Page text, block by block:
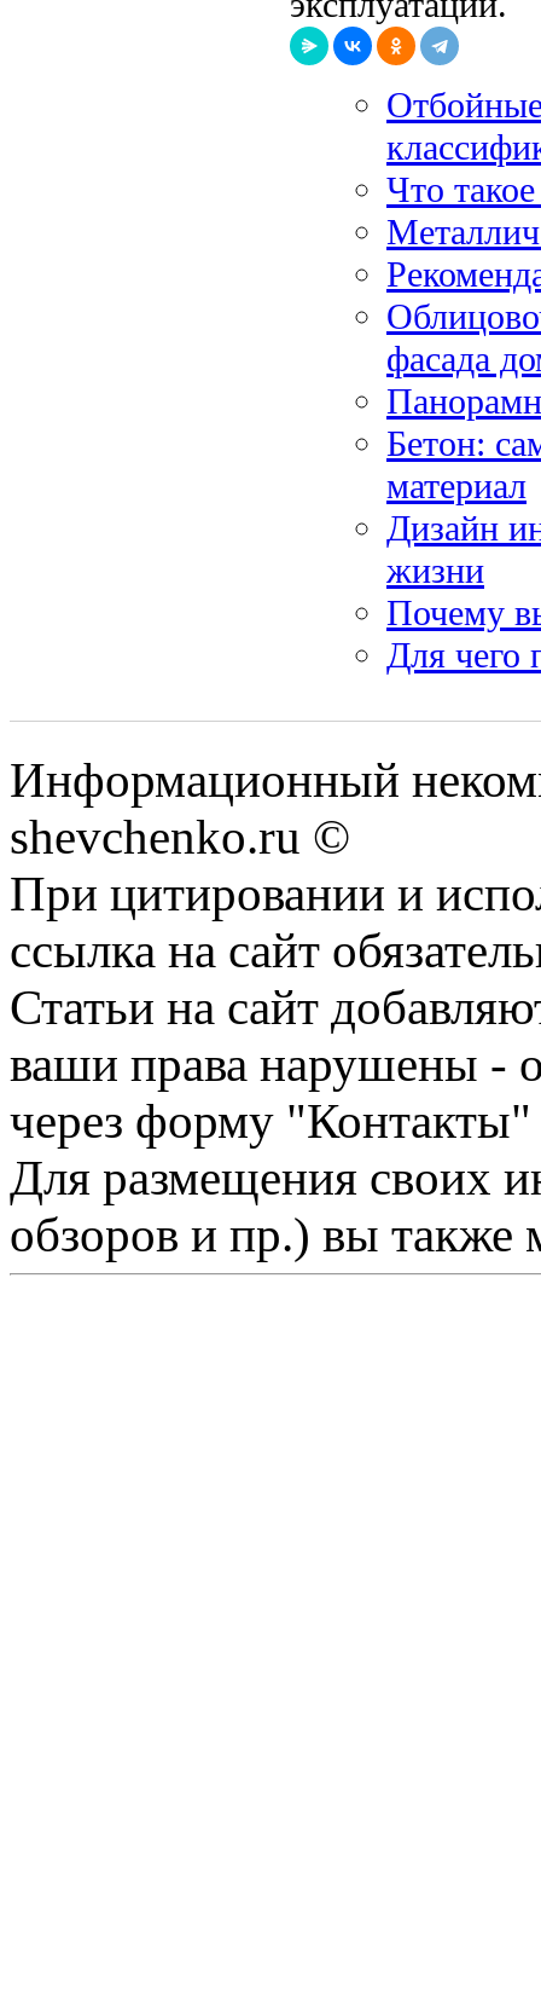
Что
фасада
Бетон:
материал
Дизайн
жизни
Почему
Для чего
Информационный
shevchenko.ru ©
При цитировании и
ссылка на сайт
Статьи на сайт
ваши права нарушены -
через форму "Контакты"
Для размещения своих
обзоров и пр.) вы также